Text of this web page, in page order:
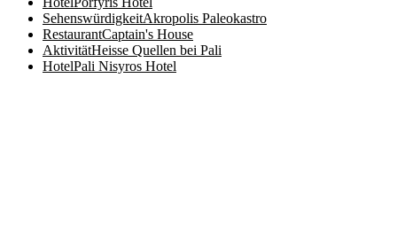
SehenswürdigkeitAkropolis Paleokastro
RestaurantCaptain's House
AktivitätHeisse Quellen bei Pali
HotelPali Nisyros Hotel